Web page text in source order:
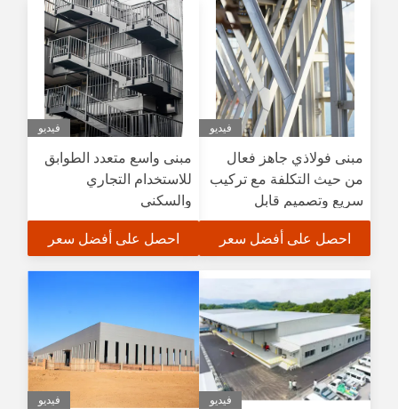
فيديو
مبنى فولاذي جاهز فعال
من حيث التكلفة مع تركيب
سريع وتصميم قابل
للتخصيص لمصنع الهياكل
الفولاذية متعددة الطوابق
احصل على أفضل سعر
فيديو
مبنى واسع متعدد الطوابق
للاستخدام التجاري
والسكني
احصل على أفضل سعر
فيديو فيديو